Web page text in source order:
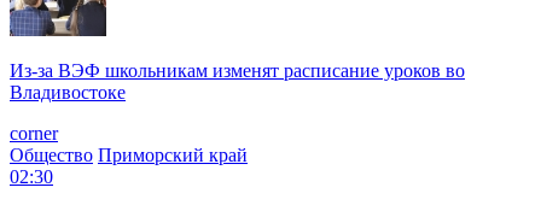
Из-за ВЭФ школьникам изменят расписание уроков во
Владивостоке
corner
Общество Приморский край
02:30